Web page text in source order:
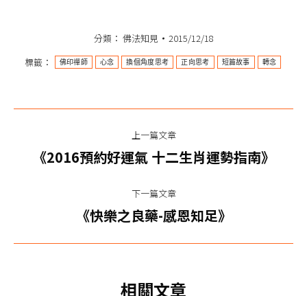
分類： 佛法知見
2015/12/18
標籤：
佛印禪師 心念 換個角度思考 正向思考 短篇故事 轉念
上一篇文章
上
篇
文
《2016預約好運氣 十二生肖運勢指南》
下一篇文章
下
章：
《快樂之良藥-感恩知足》
相關文章